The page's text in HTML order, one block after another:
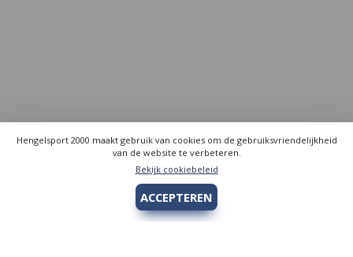
Hengelsport 2000 maakt gebruik van cookies om de gebruiksvriendelijkheid
van de website te verbeteren.
Bekijk cookiebeleid
ACCEPTEREN